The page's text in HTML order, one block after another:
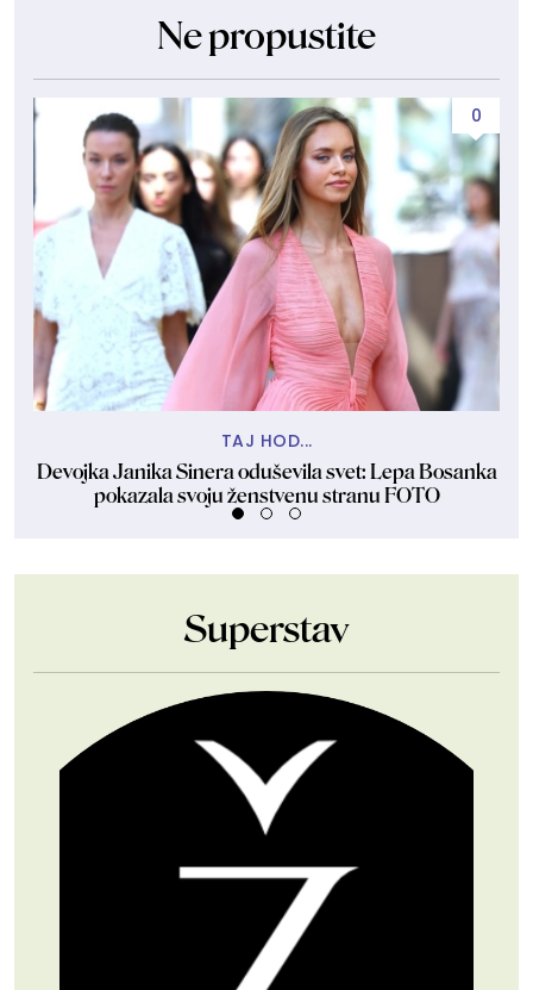
Ne propustite
0
TAJ HOD...
Devojka Janika Sinera oduševila svet: Lepa Bosanka
pokazala svoju ženstvenu stranu FOTO
Superstav